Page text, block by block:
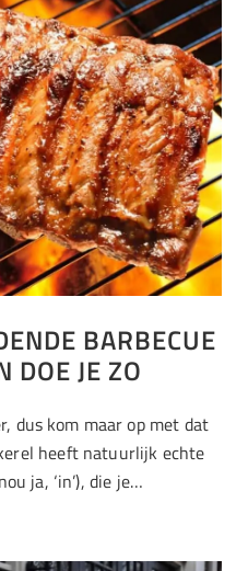
BARBECUE
DOE JE ZO
dus kom maar op met dat
heeft natuurlijk echte
ja, ‘in’), die je…